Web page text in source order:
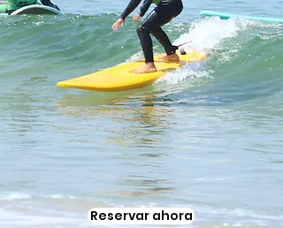
Reservar ahora